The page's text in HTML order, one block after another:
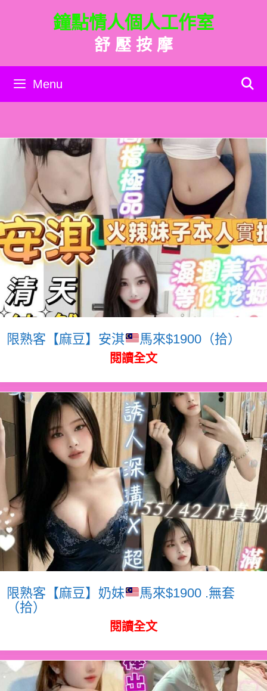
內
鐘點情人個人工作室
舒 壓 按 摩
Menu
限熟客【麻豆】安淇 馬來$1900（拾）
閱讀全文
限熟客【麻豆】奶妹
馬來$1900 .無套
（拾）
閱讀全文